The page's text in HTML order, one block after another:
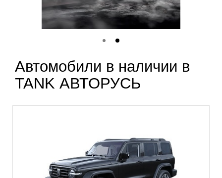
Автомобили в наличии в
TANK АВТОРУСЬ